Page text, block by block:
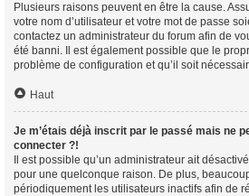
Plusieurs raisons peuvent en être la cause.
votre nom d’utilisateur et votre mot de passe
contactez un administrateur du forum afin de
été banni. Il est également possible que le
problème de configuration et qu’il soit
Haut
Je m’étais déjà inscrit par le passé mais ne
connecter ?!
Il est possible qu’un administrateur ait
pour une quelconque raison. De plus,
périodiquement les utilisateurs inactifs afin de